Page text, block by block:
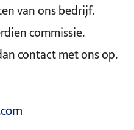
van ons bedrijf.
commissie.
contact met ons op.